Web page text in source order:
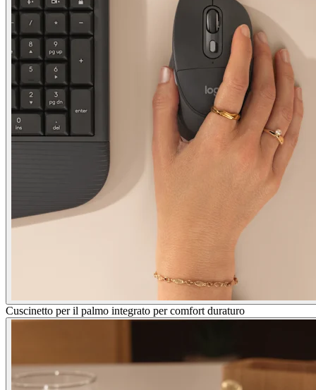
Cuscinetto per il palmo integrato per comfort duraturo